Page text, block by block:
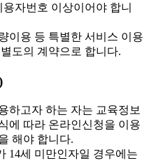
자번호 이상이어야 합니
이용 등 특별한 서비스 이용
도의 계약으로 합니다.
하고자 하는 자는 교육정보
에 따라 온라인신청을 이용
해야 합니다.
14세 미만인자일 경우에는